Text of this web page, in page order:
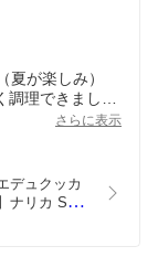
が楽しみ）
調理できまし
さらに表示
デュクッカ
ナリカ S77-